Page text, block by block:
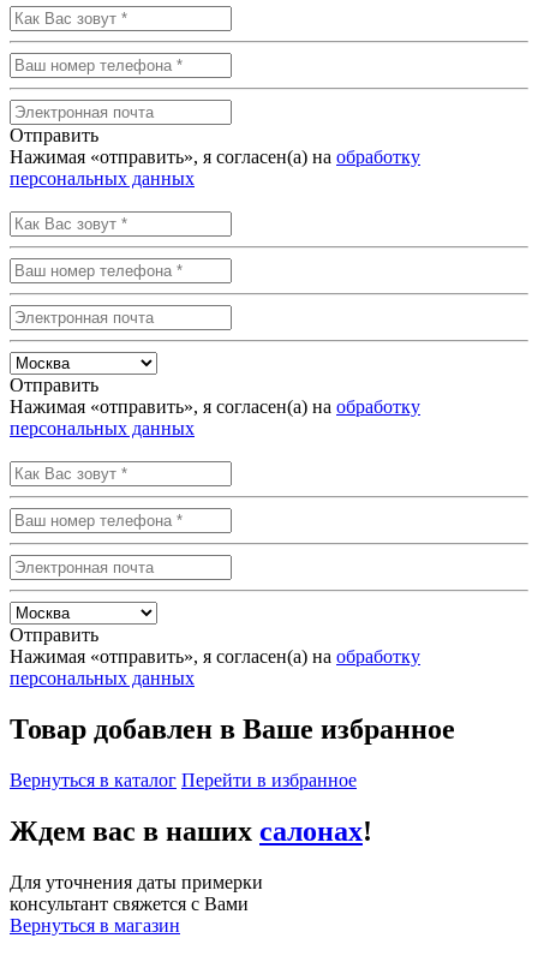
Отправить
Нажимая «отправить», я согласен(а) на обработку
персональных данных
Отправить
Нажимая «отправить», я согласен(а) на обработку
персональных данных
Отправить
Нажимая «отправить», я согласен(а) на обработку
персональных данных
Товар добавлен в Ваше избранное
Вернуться в каталог Перейти в избранное
Ждем вас в наших салонах!
Для уточнения даты примерки
консультант свяжется с Вами
Вернуться в магазин